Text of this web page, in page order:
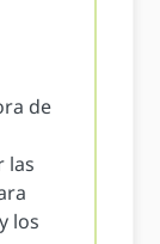
de
las
los